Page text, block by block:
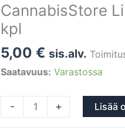
CannabisStore
kpl
5,00 € sis.alv.
Saatavuus: Varastossa
-
Lemon
1
kpl
määrä
+ Lisää